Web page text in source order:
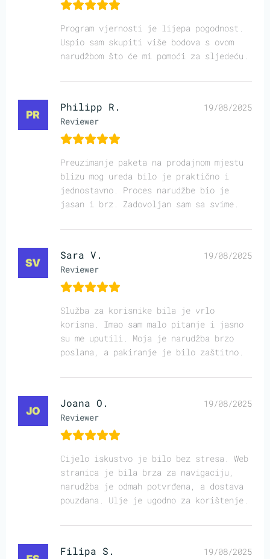
Program vjernosti je lijepa pogodnost.
Uspio sam skupiti više bodova s ovom
narudžbom što će mi pomoći za sljedeću.
Philipp R.
Reviewer
19/08/2025
Preuzimanje paketa na prodajnom mjestu
blizu mog ureda bilo je praktično i
jednostavno. Proces narudžbe bio je
jasan i brz. Zadovoljan sam sa svime.
Sara V.
Reviewer
19/08/2025
Služba za korisnike bila je vrlo
korisna. Imao sam malo pitanje i jasno
su me uputili. Moja je narudžba brzo
poslana, a pakiranje je bilo zaštitno.
Joana O.
Reviewer
19/08/2025
Cijelo iskustvo je bilo bez stresa. Web
stranica je bila brza za navigaciju,
narudžba je odmah potvrđena, a dostava
pouzdana. Ulje je ugodno za korištenje.
Filipa S. 19/08/2025